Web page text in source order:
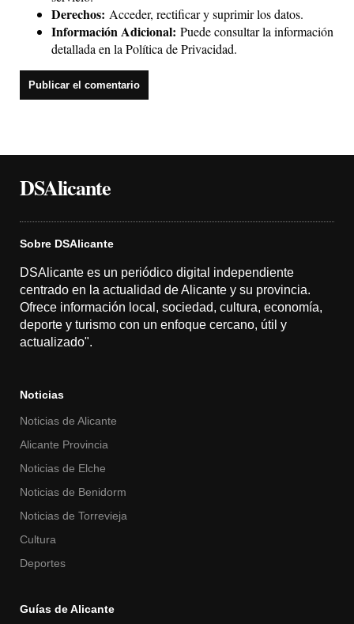
Derechos: Acceder, rectificar y suprimir los datos.
Información Adicional: Puede consultar la información
detallada en laPolítica de Privacidad.
DSAlicante
Sobre DSAlicante
DSAlicante es un periódico digital independiente
centrado en la actualidad de Alicante y su provincia.
Ofrece información local, sociedad, cultura, economía,
deporte y turismo con un enfoque cercano, útil y
actualizado".
Noticias
Noticias de Alicante
Alicante Provincia
Noticias de Elche
Noticias de Benidorm
Noticias de Torrevieja
Cultura
Deportes
Guías de Alicante